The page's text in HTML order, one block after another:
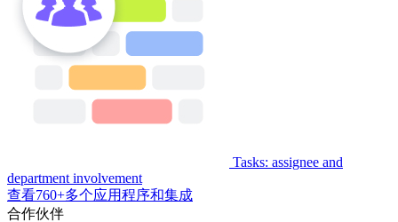
Tasks: assignee and
department involvement
查看760+多个应用程序和集成
合作伙伴